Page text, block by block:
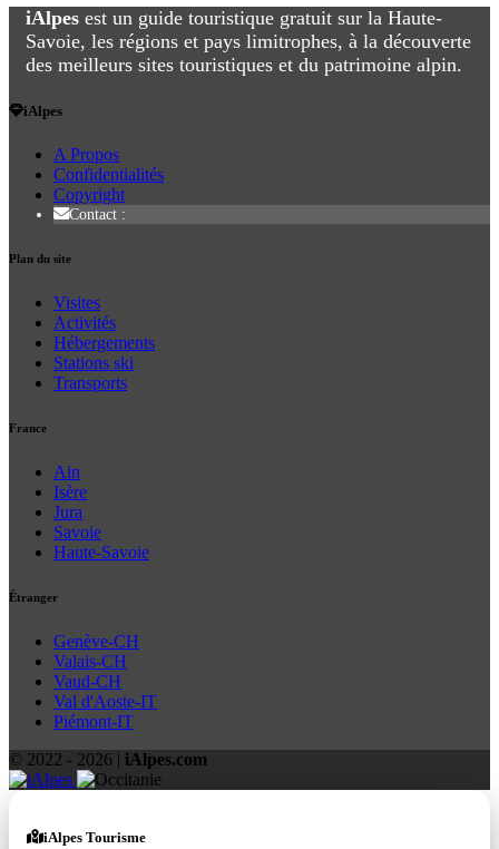
iAlpes est un guide touristique gratuit sur la Haute-
Savoie, les régions et pays limitrophes, à la découverte
des meilleurs sites touristiques et du patrimoine alpin.
iAlpes
A Propos
Confidentialités
Copyright
Contact :
Plan du site
Visites
Activités
Hébergements
Stations ski
Transports
France
Ain
Isère
Jura
Savoie
Haute-Savoie
Étranger
Genève-CH
Valais-CH
Vaud-CH
Val d'Aoste-IT
Piémont-IT
© 2022 - 2026 | iAlpes.com
iAlpes Tourisme